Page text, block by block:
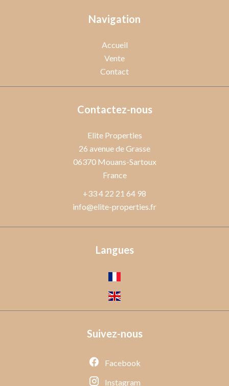
Navigation
Accueil
Vente
Contact
Contactez-nous
Elite Properties
26 avenue de Grasse
06370Mouans-Sartoux
France
+33 4 22 21 64 98
info@elite-properties.fr
Langues
Suivez-nous
Facebook
Instagram